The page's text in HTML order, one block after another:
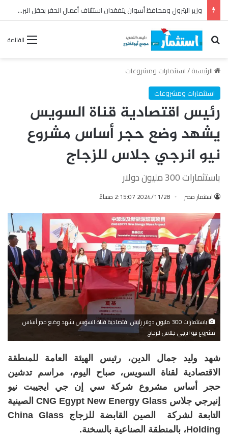
رئيس القابضة للبتروكيماويات يتفقد مصنع ووتك لإنتاج الواح MDF الخشبية من قش الأرز
القائمة بحث عن
الرئيسية/استثمارات ومشروعات
استثمارات ومشروعات
رئيس اقتصادية قناة السويس
يشهد وضع حجر أساس مشروع
نيو انرجي جلاس للزجاج
باستثمارات 300 مليون دولار
استثمار مصر 2024/11/28 2:15:07 مساءً
باستثمارات 300 مليون دولار رئيس اقتصادية قناة السويس يشهد وضع حجر أساس
مشروع نيو انرجي جلاس للزجاج
شهد وليد جمال الدين، رئيس الهيئة العامة للمنطقة
الاقتصادية لقناة السويس، صباح اليوم، مراسم تدشين
حجر أساس مشروع شركة سي إن جي ايجيبت نيو
إنيرجي جلاس CNG Egypt New Energy Glass الصينية
التابعة لشركة الصين القابضة للزجاج China Glass
Holding، بالمنطقة الصناعية بالسخنة.